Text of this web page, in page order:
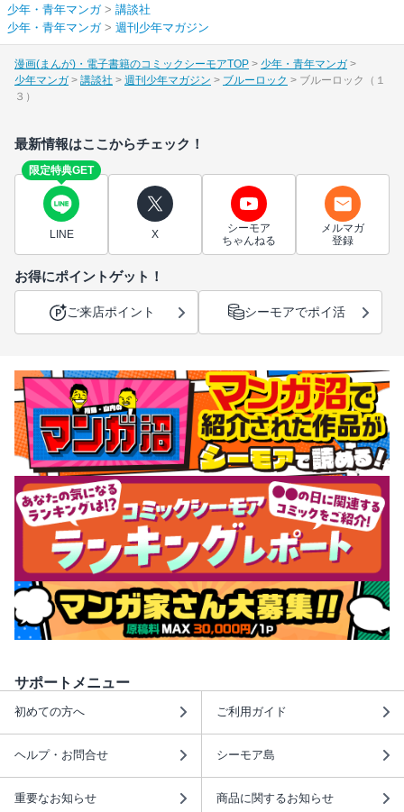
少年・青年マンガ> 講談社
少年・青年マンガ> 週刊少年マガジン
漫画(まんが)・電子書籍のコミックシーモアTOP
少年・青年マンガ
少年マンガ
講談社 週刊少年マガジン ブルーロック
ブルーロック（１
３）
最新情報はここからチェック！
限定特典GET
LINE X
シーモア
ちゃんねる
メルマガ
登録
お得にポイントゲット！
ご来店ポイント シーモアでポイ活
サポートメニュー
初めての方へ ご利用ガイド
ヘルプ・お問合せ シーモア島
重要なお知らせ 商品に関するお知らせ